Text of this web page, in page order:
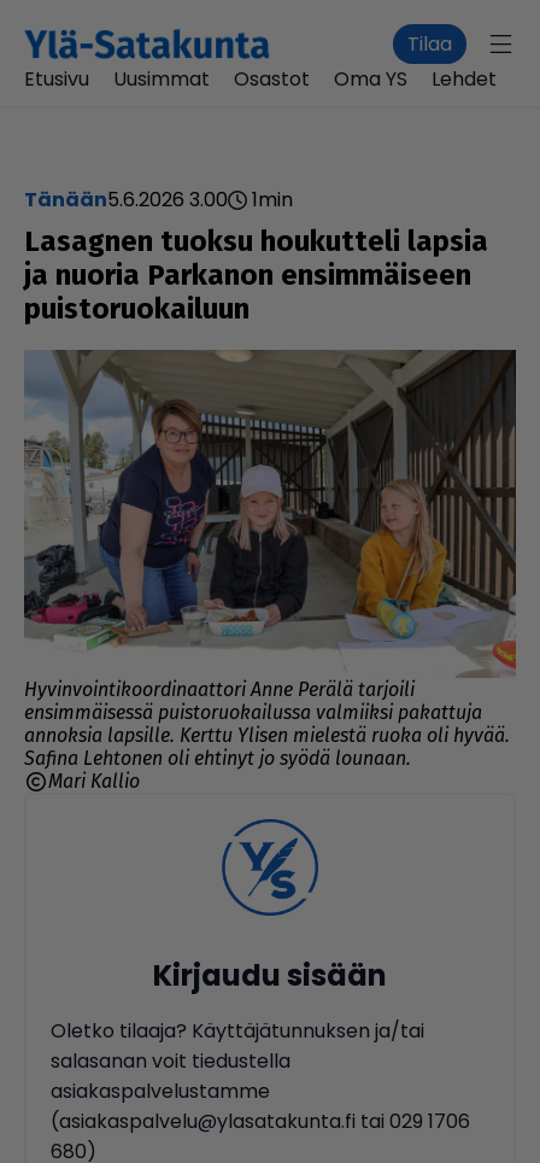
Tilaa
Etusivu
Uusimmat Osastot Oma YS Lehdet
Tänään5.6.2026 3.00 1min
Lasagnen tuoksu hou­kut­teli lapsia
ja nuoria Parkanon ensim­mäi­seen
puis­to­ruo­kai­luun
Hyvinvointikoordinaattori Anne Perälä tarjoili
ensimmäisessä puistoruokailussa valmiiksi pakattuja
annoksia lapsille. Kerttu Ylisen mielestä ruoka oli hyvää.
Safina Lehtonen oli ehtinyt jo syödä lounaan.
Mari Kallio
Kirjaudu sisään
Oletko tilaaja? Käyttäjätunnuksen ja/tai
salasanan voit tiedustella
asiakaspalvelustamme
(asiakaspalvelu@ylasatakunta.fi tai 029 1706
680)